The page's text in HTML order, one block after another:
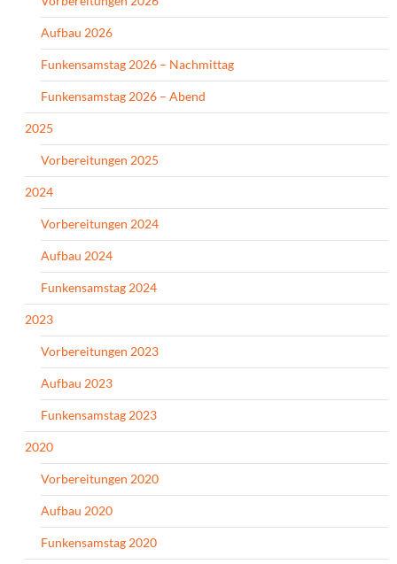
Aufbau 2026
Funkensamstag 2026 – Nachmittag
Funkensamstag 2026 – Abend
2025
Vorbereitungen 2025
2024
Vorbereitungen 2024
Aufbau 2024
Funkensamstag 2024
2023
Vorbereitungen 2023
Aufbau 2023
Funkensamstag 2023
2020
Vorbereitungen 2020
Aufbau 2020
Funkensamstag 2020